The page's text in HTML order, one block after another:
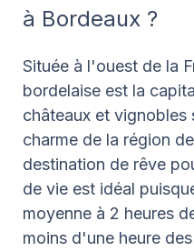
à Bordeaux ?
Située à l'ouest de la
bordelaise est la
châteaux et
charme de la région
destination de rêve
de vie est idéal
moyenne à 2 heures
moins d'une heure